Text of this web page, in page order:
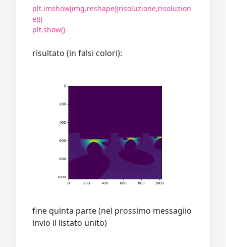
plt.imshow(img.reshape((risoluzione,risoluzion
e)))
plt.show()
risultato (in falsi colori):
fine quinta parte (nel prossimo messagiio
invio il listato unito)